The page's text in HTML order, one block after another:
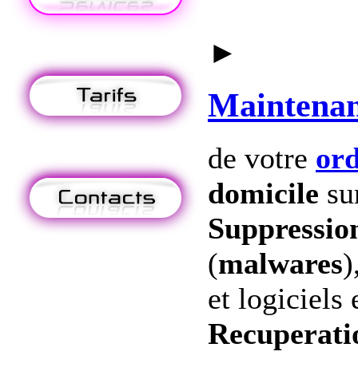
►
de votre
domicile
(malwares
et logiciels